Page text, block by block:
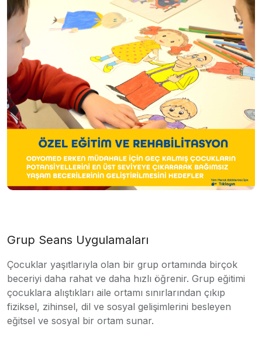
Grup Seans Uygulamaları
Çocuklar yaşıtlarıyla olan bir grup ortamında birçok
beceriyi daha rahat ve daha hızlı öğrenir. Grup eğitimi
çocuklara alıştıkları aile ortamı sınırlarından çıkıp
fiziksel, zihinsel, dil ve sosyal gelişimlerini besleyen
eğitsel ve sosyal bir ortam sunar.